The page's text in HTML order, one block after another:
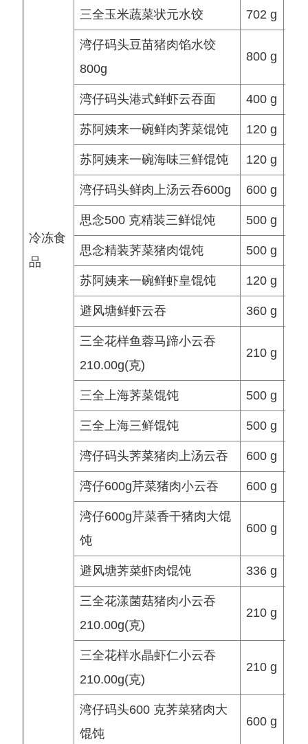
冷冻食
品
三全玉米蔬菜状元水饺 702 g
湾仔码头豆苗猪肉馅水饺
800g
800 g
湾仔码头港式鲜虾云吞面 400 g
苏阿姨来一碗鲜肉荠菜馄饨 120 g
苏阿姨来一碗海味三鲜馄饨 120 g
湾仔码头鲜肉上汤云吞600g 600 g
思念500 克精装三鲜馄饨 500 g
思念精装荠菜猪肉馄饨 500 g
苏阿姨来一碗鲜虾皇馄饨 120 g
避风塘鲜虾云吞 360 g
三全花样鱼蓉马蹄小云吞
210.00g(克)
210 g
三全上海荠菜馄饨 500 g
三全上海三鲜馄饨 500 g
湾仔码头荠菜猪肉上汤云吞 600 g
湾仔600g芹菜猪肉小云吞 600 g
湾仔600g芹菜香干猪肉大馄
饨
600 g
避风塘荠菜虾肉馄饨 336 g
三全花漾菌菇猪肉小云吞
210.00g(克)
210 g
三全花样水晶虾仁小云吞
210.00g(克)
210 g
湾仔码头600 克荠菜猪肉大
馄饨
600 g